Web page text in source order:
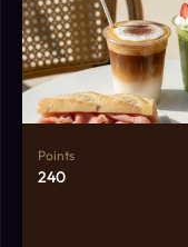
Points
240